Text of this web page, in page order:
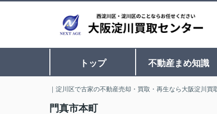
トップ 不動産まめ知識
｜淀川区で古家の不動産売却・買取・再生なら大阪淀川買
門真市本町